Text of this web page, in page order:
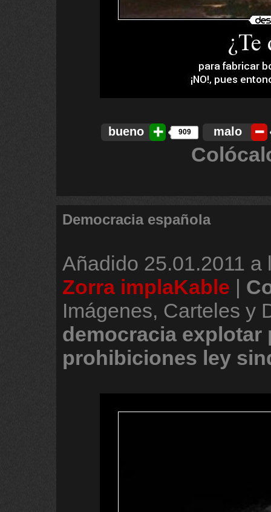
bueno 909 malo
Democracia española
Añadido 25.01.2011 a
Zorra implaKable |
Imágenes, Carteles y
democracia explotar
prohibiciones ley